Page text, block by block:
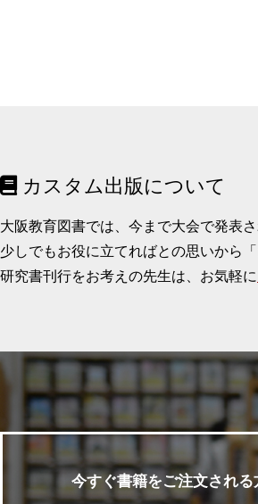
カスタム出版について
大阪教育図書では、今まで大会で発表
少しでもお役に立てればとの思いから
研究書刊行をお考えの先生は、お気軽に
今すぐ書籍をご注文される